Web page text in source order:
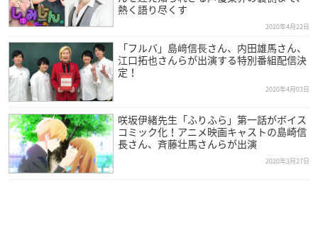
熱く語り尽くす
2020年4月22日
「フルバ」島﨑信⻑さん、内田雄馬さん、
江口拓也さんらが出演する特別番組配信決
定！
2020年4月03日
咲坂伊緒先生「ふりふら」第一話がボイス
コミック化！アニメ映画キャストの島崎信
長さん、斉藤壮馬さんらが出演
2020年3月27日